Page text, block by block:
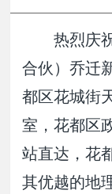
热烈庆
合伙）乔迁
都区花城街
室，花都区
站直达，花
其优越的地